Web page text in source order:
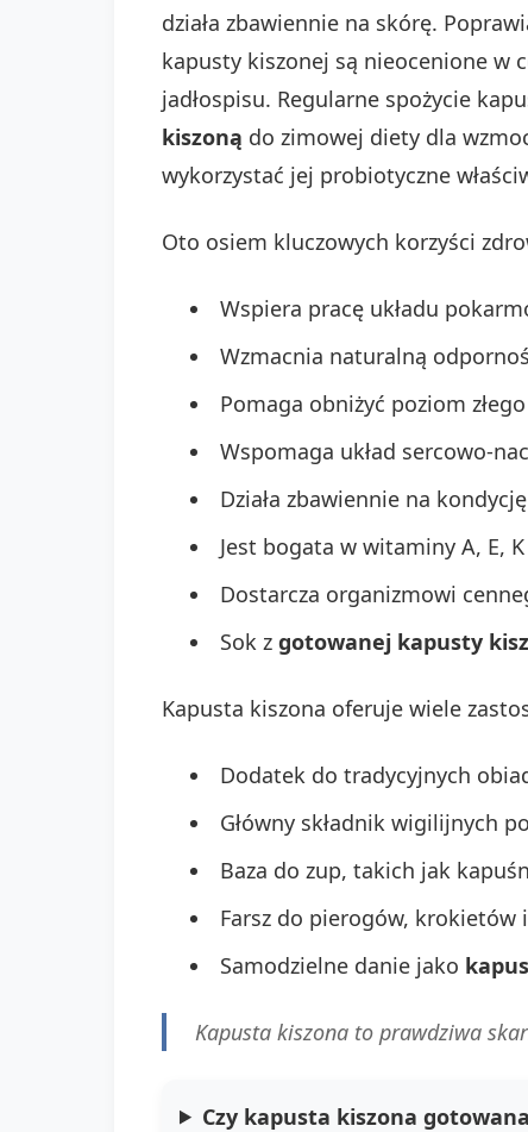
działa zbawiennie na skórę.
kapusty kiszonej są nieocenione w
jadłospisu. Regularne spożycie
kiszoną do zimowej diety dla
wykorzystać jej probiotyczne
Oto osiem kluczowych korzyści
Wspiera pracę układu
Wzmacnia naturalną
Pomaga obniżyć poziom
Wspomaga układ sercowo-
Działa zbawiennie na
Jest bogata w witaminy A, E,
Dostarcza organizmowi
Sok z gotowanej kapusty
Kapusta kiszona oferuje wiele
Dodatek do tradycyjnych
Główny składnik wigilijnych
Baza do zup, takich jak
Farsz do pierogów, krokietów
Samodzielne danie jako
Kapusta kiszona to prawdziwa
Czy kapusta kiszona